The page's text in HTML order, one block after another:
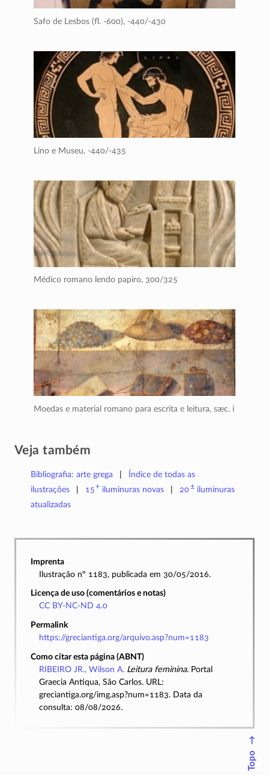
Safo de Lesbos (fl. -600), -440/-430
Lino e Museu, -440/-435
Médico romano lendo papiro, 300/325
Moedas e material romano para escrita e leitura, sæc. i
Veja também
Bibliografia: arte grega
Índice de todas as
ilustrações
15+ iluminuras novas 20±iluminuras
atualizadas
Imprenta
Ilustração nº 1183, publicada em 30/05/2016.
Licença de uso (comentários e notas)
CC BY-NC-ND 4.0
Permalink
https://greciantiga.org/arquivo.asp?num=1183
Como citar esta página (ABNT)
RIBEIRO JR., Wilson A. Leitura feminina. Portal
Graecia Antiqua, São Carlos. URL:
greciantiga.org/img.asp?num=1183. Data da
consulta: 08/08/2026.
↑
Topo